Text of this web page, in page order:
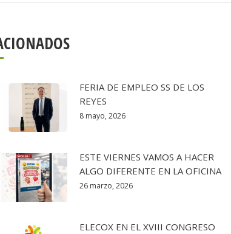
FERIA DE EMPLEO SS DE LOS
REYES
8 mayo, 2026
ESTE VIERNES VAMOS A HACER
ALGO DIFERENTE EN LA OFICINA
26 marzo, 2026
ELECOX EN EL XVIII CONGRESO